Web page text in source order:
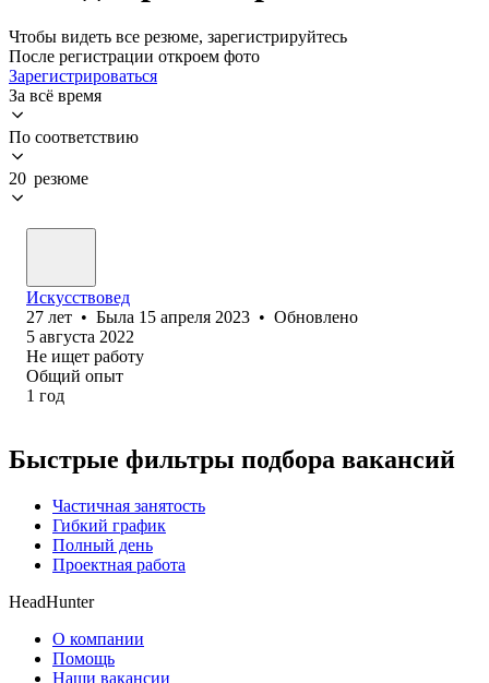
Чтобы видеть все резюме, зарегистрируйтесь
После регистрации откроем фото
Зарегистрироваться
За всё время
По соответствию
20 резюме
Искусствовед
27 лет • Была 15 апреля 2023 • Обновлено
5 августа 2022
Не ищет работу
Общий опыт
1 год
Быстрые фильтры подбора вакансий
Частичная занятость
Гибкий график
Полный день
Проектная работа
HeadHunter
О компании
Помощь
Наши вакансии